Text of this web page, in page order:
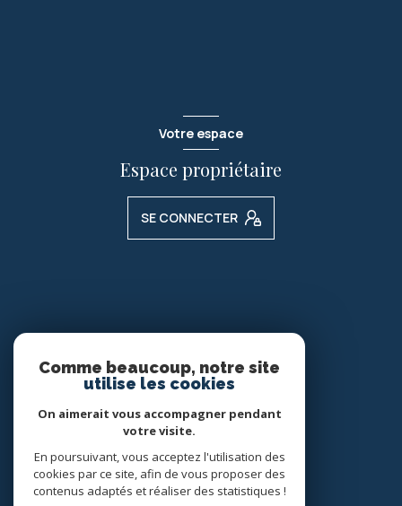
Votre espace
Espace propriétaire
SE CONNECTER
Nos réseaux
Nous suivre
Comme beaucoup, notre site
utilise les cookies
On aimerait vous accompagner pendant
votre visite.
En poursuivant, vous acceptez l'utilisation des
cookies par ce site, afin de vous proposer des
contenus adaptés et réaliser des statistiques !